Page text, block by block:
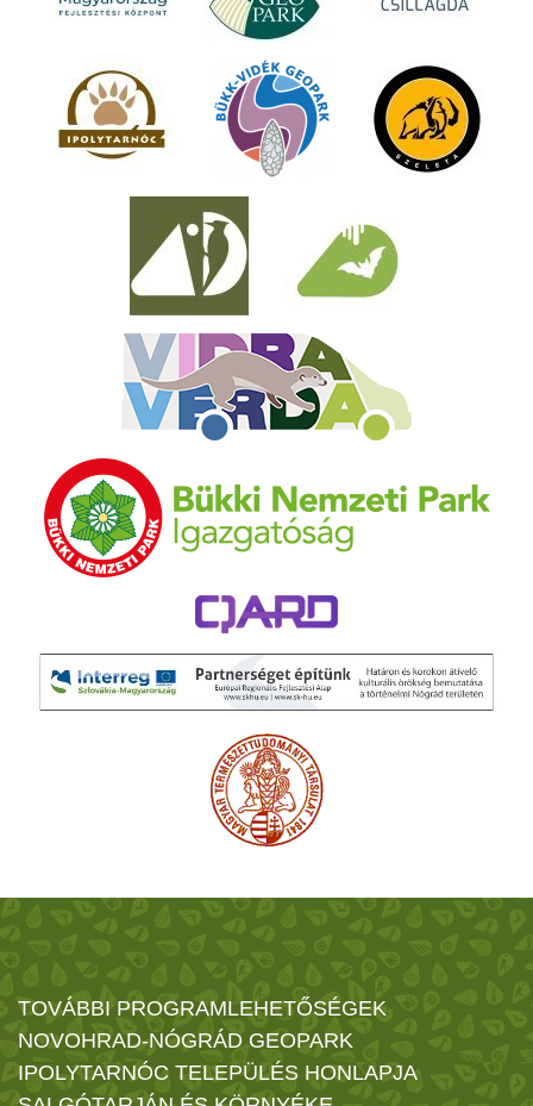
TOVÁBBI PROGRAMLEHETŐSÉGEK
NOVOHRAD-NÓGRÁD GEOPARK
IPOLYTARNÓC TELEPÜLÉS HONLAPJA